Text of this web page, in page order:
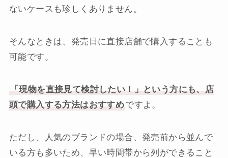
ないケースも珍しくありません。
そんなときは、発売日に直接店舗で購入することも
可能です。
「現物を直接見て検討したい！」という方にも、店
頭で購入する方法はおすすめですよ。
ただし、人気のブランドの場合、発売前から並んで
いる方も多いため、早い時間帯から列ができること